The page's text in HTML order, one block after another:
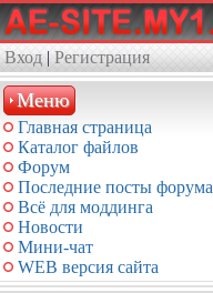
Вход | Регистрация
Меню
Главная страница
Каталог файлов
Форум
Последние посты форума
Всё для моддинга
Новости
Мини-чат
WEB версия сайта